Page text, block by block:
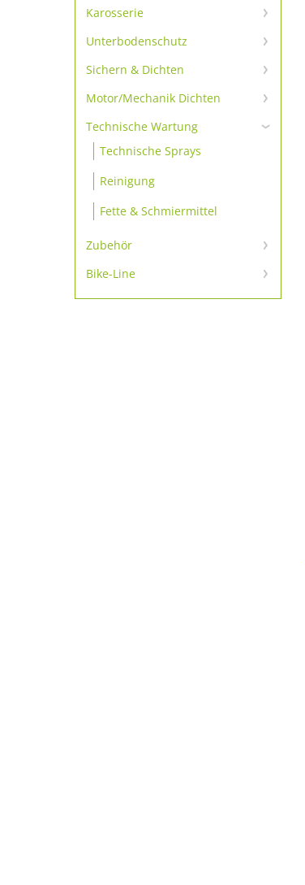
Scheibenkleber-primerlos
Scheibenkleber-Set
Scheibenkleber
Scheibenkleber Zubehör
Karosserie
Karosserie Klebe- und
Karosserie-Reparatur
Karosseriedichtschnur & -
bänder
Unterbodenschutz
Unterbodenschutz &
Sichern & Dichten
Schrauben sichern
Sichern
Dichten
Gewindedichtungen
Motor/Mechanik Dichten
Motordichtmassen
Additive
Technische Wartung
Technische Sprays
Reinigung
Fette & Schmiermittel
Zubehör
Zubehör
Ausdrückpistolen
Bike-Line
Bike-Line